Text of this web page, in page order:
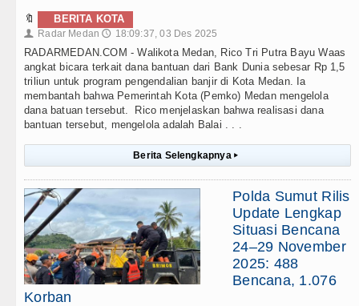
🔖 BERITA KOTA
👤 Radar Medan 🕔 18:09:37, 03 Des 2025
RADARMEDAN.COM - Walikota Medan, Rico Tri Putra Bayu Waas
angkat bicara terkait dana bantuan dari Bank Dunia sebesar Rp 1,5
triliun untuk program pengendalian banjir di Kota Medan. Ia
membantah bahwa Pemerintah Kota (Pemko) Medan mengelola
dana batuan tersebut. Rico menjelaskan bahwa realisasi dana
bantuan tersebut, mengelola adalah Balai . . .
Berita Selengkapnya ▸
Polda Sumut Rilis
Update Lengkap
Situasi Bencana
24–29 November
2025: 488
Bencana, 1.076
Korban